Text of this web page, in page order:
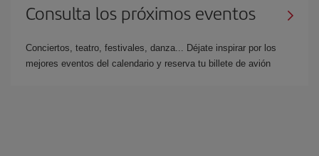
Consulta los próximos eventos
Conciertos, teatro, festivales, danza... Déjate inspirar por los
mejores eventos del calendario y reserva tu billete de avión